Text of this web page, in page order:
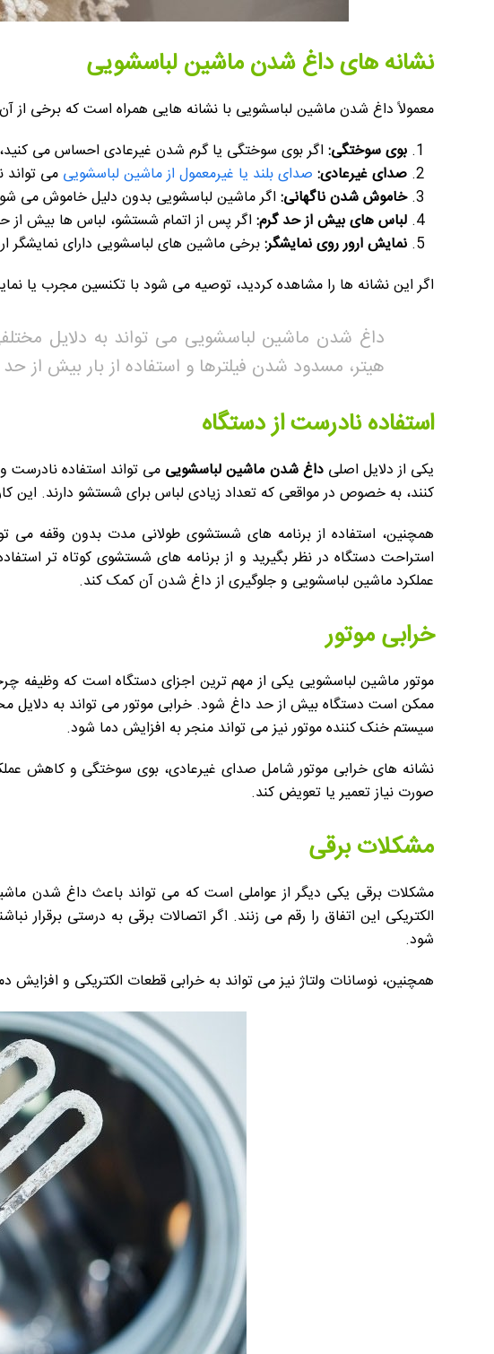
نشانه های داغ شدن ماشین لباسشویی
معمولاً داغ شدن ماشین لباسشویی با نشانه هایی همراه است که برخی از آن
بوی سوختگی: اگر بوی سوختگی یا گرم شدن غیرعادی احساس می
صدای غیرعادی: صدای بلند یا غیرمعمول از ماشین لباسشویی می
خاموش شدن ناگهانی: اگر ماشین لباسشویی بدون دلیل خاموش می
لباس های بیش از حد گرم: اگر پس از اتمام شستشو، لباس ها بیش
نمایش ارور روی نمایشگر:برخی ماشین های لباسشویی دارای
اگر این نشانه ها را مشاهده کردید، توصیه می شود با تکنسین مجرب یا
داغ شدن ماشین لباسشویی می تواند به دلایل
هیتر، مسدود شدن فیلترها و استفاده از بار بیش از
استفاده نادرست از دستگاه
یکی از دلایل اصلیداغ شدن ماشین لباسشویی می تواند استفاده
کنند، به خصوص در مواقعی که تعداد زیادی لباس برای شستشو دارند.
همچنین، استفاده از برنامه های شستشوی طولانی مدت بدون وقفه می
استراحت دستگاه در نظر بگیرید و از برنامه های شستشوی کوتاه تر
عملکرد ماشین لباسشویی و جلوگیری از داغ شدن آن کمک کند.
خرابی موتور
موتور ماشین لباسشویی یکی از مهم ترین اجزای دستگاه است که وظیفه
ممکن است دستگاه بیش از حد داغ شود. خرابی موتور می تواند به دلایل
سیستم خنک کننده موتور نیز می تواند منجر به افزایش دما شود.
نشانه های خرابی موتور شامل صدای غیرعادی، بوی سوختگی و کاهش
صورت نیاز تعمیر یا تعویض کند.
مشکلات برقی
مشکلات برقی یکی دیگر از عواملی است که می تواند باعث داغ شدن
الکتریکی این اتفاق را رقم می زنند. اگر اتصالات برقی به درستی
شود.
همچنین، نوسانات ولتاژ نیز می تواند به خرابی قطعات الکتریکی و